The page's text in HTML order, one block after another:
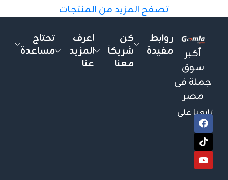
تصفح المزيد من المنتجات
أكبر
سوق
جملة فى
مصر
تابعنا على
روابط
مفيدة
كن
شريكاً
معنا
اعرف
المزيد
عنا
تحتاج
مساعدة